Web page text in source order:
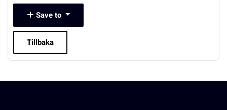
Save to
Tillbaka